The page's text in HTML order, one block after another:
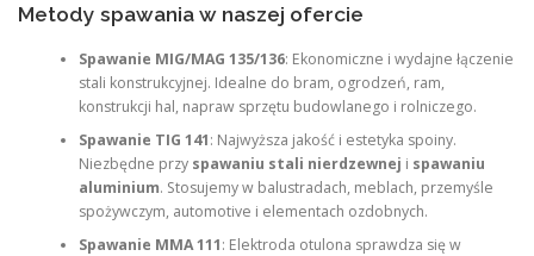
Metody spawania w naszej ofercie
Spawanie MIG/MAG 135/136: Ekonomiczne i wydajne łączenie
stali konstrukcyjnej. Idealne do bram, ogrodzeń, ram,
konstrukcji hal, napraw sprzętu budowlanego i rolniczego.
Spawanie TIG 141: Najwyższa jakość i estetyka spoiny.
Niezbędne przy spawaniu stali nierdzewnej i spawaniu
aluminium. Stosujemy w balustradach, meblach, przemyśle
spożywczym, automotive i elementach ozdobnych.
Spawanie MMA 111: Elektroda otulona sprawdza się w